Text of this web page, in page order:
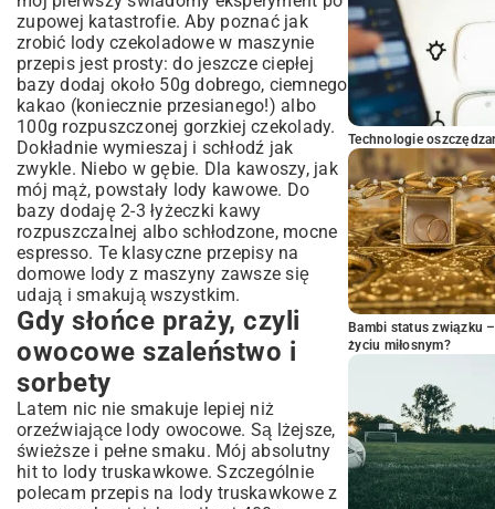
zupowej katastrofie. Aby poznać jak
zrobić lody czekoladowe w maszynie
przepis jest prosty: do jeszcze ciepłej
bazy dodaj około 50g dobrego, ciemnego
kakao (koniecznie przesianego!) albo
100g rozpuszczonej gorzkiej czekolady.
Dokładnie wymieszaj i schłodź jak
zwykle. Niebo w gębie. Dla kawoszy, jak
mój mąż, powstały lody kawowe. Do
bazy dodaję 2-3 łyżeczki kawy
rozpuszczalnej albo schłodzone, mocne
espresso. Te klasyczne przepisy na
domowe lody z maszyny zawsze się
udają i smakują wszystkim.
Gdy słońce praży, czyli
owocowe szaleństwo i
sorbety
Latem nic nie smakuje lepiej niż
orzeźwiające lody owocowe. Są lżejsze,
świeższe i pełne smaku. Mój absolutny
hit to lody truskawkowe. Szczególnie
polecam przepis na lody truskawkowe z
Technologie
Bambi status związku
życiu miłosnym?